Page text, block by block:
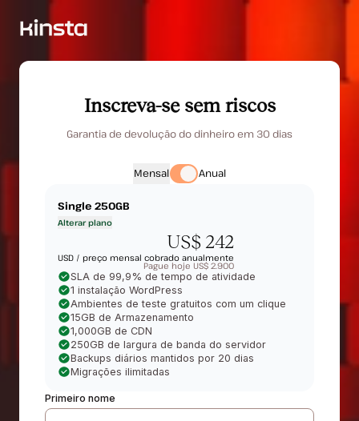
Inscreva-se sem riscos
Garantia de devolução do dinheiro em 30 dias
Mensal Anual
Single 250GB
Alterar plano
US$ 242
USD / preço mensal cobrado anualmente
Pague hoje US$ 2.900
SLA de 99,9% de tempo de atividade
1 instalação WordPress
Ambientes de teste gratuitos com um clique
15GB de Armazenamento
1,000GB de CDN
250GB de largura de banda do servidor
Backups diários mantidos por 20 dias
Migrações ilimitadas
Primeiro nome